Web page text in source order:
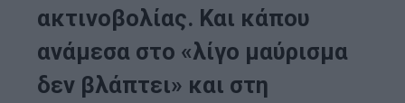
ακτινοβολίας. Και κάπου
ανάμεσα στο «λίγο μαύρισμα
δεν βλάπτει» και στη